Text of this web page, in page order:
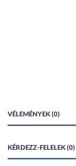
VÉLEMÉNYEK (0)
KÉRDEZZ-FELELEK (0)